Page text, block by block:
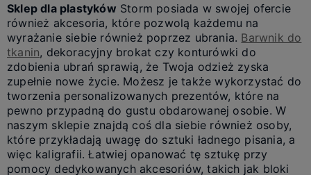
Sklep dla plastyków Storm posiada w swojej ofercie
również akcesoria, które pozwolą każdemu na
wyrażanie siebie również poprzez ubrania. Barwnik do
tkanin, dekoracyjny brokat czy konturówki do
zdobienia ubrań sprawią, że Twoja odzież zyska
zupełnie nowe życie. Możesz je także wykorzystać do
tworzenia personalizowanych prezentów, które na
pewno przypadną do gustu obdarowanej osobie. W
naszym sklepie znajdą coś dla siebie również osoby,
które przykładają uwagę do sztuki ładnego pisania, a
więc kaligrafii. Łatwiej opanować tę sztukę przy
pomocy dedykowanych akcesoriów, takich jak bloki